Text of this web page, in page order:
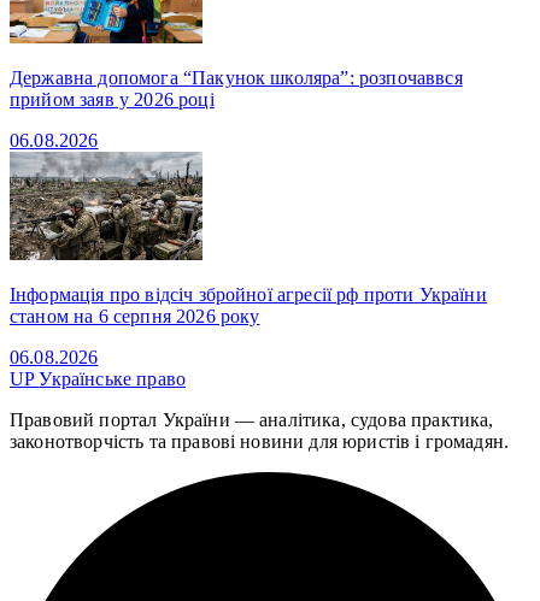
Державна допомога “Пакунок школяра”: розпочаввся
прийом заяв у 2026 році
06.08.2026
Інформація про відсіч збройної агресії рф проти України
станом на 6 серпня 2026 року
06.08.2026
UPУкраїнське право
Правовий портал України — аналітика, судова практика,
законотворчість та правові новини для юристів і громадян.